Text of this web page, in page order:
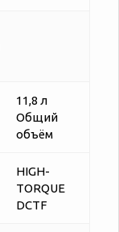
11,8 л
Общий
объём
HIGH-
TORQUE
DCTF